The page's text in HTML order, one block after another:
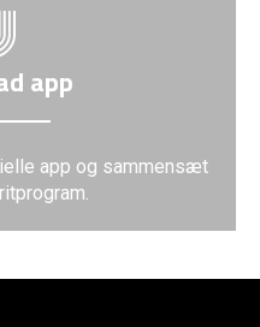
app
app og sammensæt